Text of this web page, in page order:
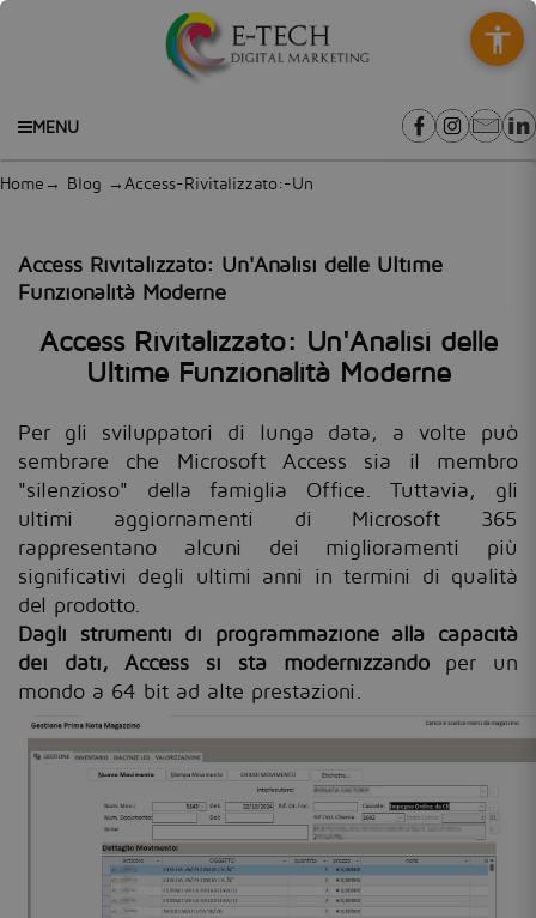
MENU
Home → Blog →Access-Rivitalizzato:-Un
Access Rivitalizzato: Un'Analisi delle Ultime
Funzionalità Moderne
Access Rivitalizzato: Un'Analisi delle
Ultime Funzionalità Moderne
Per gli sviluppatori di lunga data, a volte può
sembrare che Microsoft Access sia il membro
"silenzioso" della famiglia Office. Tuttavia, gli
ultimi aggiornamenti di Microsoft 365
rappresentano alcuni dei miglioramenti più
significativi degli ultimi anni in termini di qualità
del prodotto.
Dagli strumenti di programmazione alla capacità
dei dati, Access si sta modernizzandoper un
mondo a 64 bit ad alte prestazioni.